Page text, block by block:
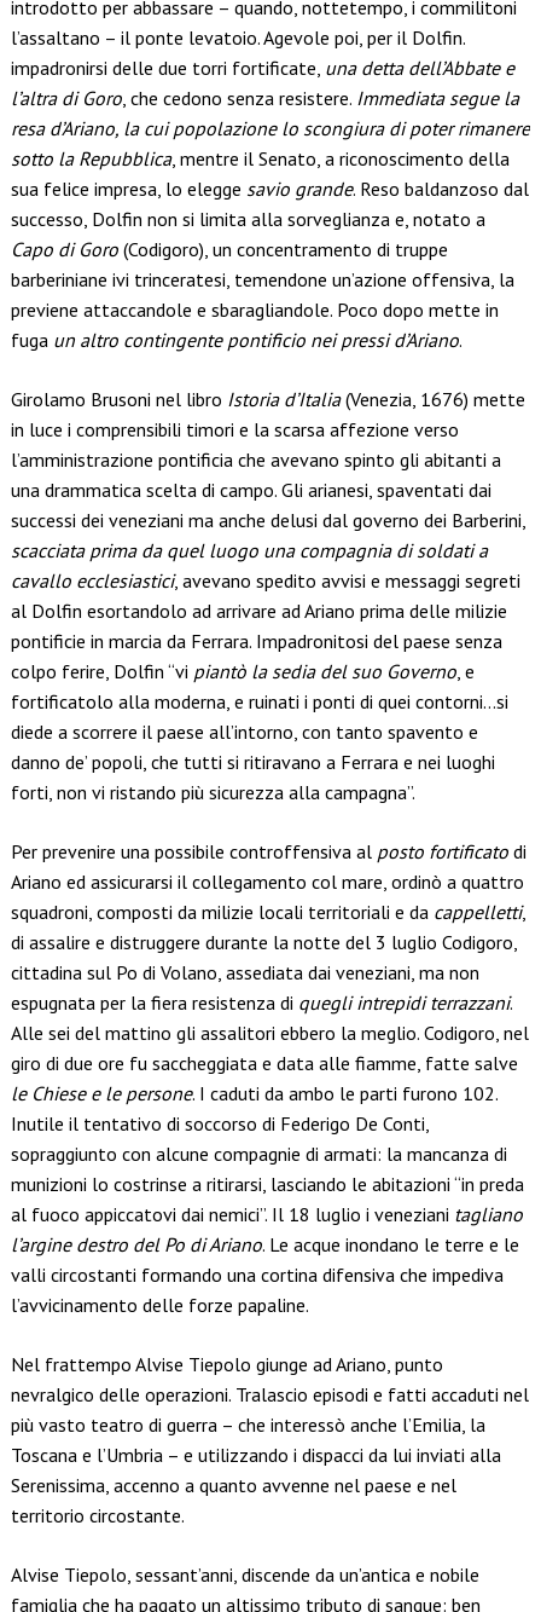
introdotto per abbassare – quando, nottetempo, i commilitoni
l’assaltano – il ponte levatoio. Agevole poi, per il Dolfin.
impadronirsi delle due torri fortificate, una detta dell’Abbate e
l’altra di Goro, che cedono senza resistere. Immediata segue la
resa d’Ariano, la cui popolazione lo scongiura di poter rimanere
sotto la Repubblica, mentre il Senato, a riconoscimento della
sua felice impresa, lo elegge savio grande. Reso baldanzoso dal
successo, Dolfin non si limita alla sorveglianza e, notato a
Capo di Goro (Codigoro), un concentramento di truppe
barberiniane ivi trinceratesi, temendone un’azione offensiva, la
previene attaccandole e sbaragliandole. Poco dopo mette in
fuga un altro contingente pontificio nei pressi d’Ariano.
Girolamo Brusoni nel libro Istoria d’Italia(Venezia, 1676) mette
in luce i comprensibili timori e la scarsa affezione verso
l’amministrazione pontificia che avevano spinto gli abitanti a
una drammatica scelta di campo. Gli arianesi, spaventati dai
successi dei veneziani ma anche delusi dal governo dei Barberini,
scacciata prima da quel luogo una compagnia di soldati a
cavallo ecclesiastici, avevano spedito avvisi e messaggi segreti
al Dolfin esortandolo ad arrivare ad Ariano prima delle milizie
pontificie in marcia da Ferrara. Impadronitosi del paese senza
colpo ferire, Dolfin “vi piantò la sedia del suo Governo, e
fortificatolo alla moderna, e ruinati i ponti di quei contorni…si
diede a scorrere il paese all’intorno, con tanto spavento e
danno de’ popoli, che tutti si ritiravano a Ferrara e nei luoghi
forti, non vi ristando più sicurezza alla campagna”.
Per prevenire una possibile controffensiva al posto fortificato di
Ariano ed assicurarsi il collegamento col mare, ordinò a quattro
squadroni, composti da milizie locali territoriali e da cappelletti,
di assalire e distruggere durante la notte del 3 luglio Codigoro,
cittadina sul Po di Volano, assediata dai veneziani, ma non
espugnata per la fiera resistenza di quegli intrepidi terrazzani.
Alle sei del mattino gli assalitori ebbero la meglio. Codigoro, nel
giro di due ore fu saccheggiata e data alle fiamme, fatte salve
le Chiese e le persone. I caduti da ambo le parti furono 102.
Inutile il tentativo di soccorso di Federigo De Conti,
sopraggiunto con alcune compagnie di armati: la mancanza di
munizioni lo costrinse a ritirarsi, lasciando le abitazioni “in preda
al fuoco appiccatovi dai nemici”. Il 18 luglio i veneziani tagliano
l’argine destro del Po di Ariano. Le acque inondano le terre e le
valli circostanti formando una cortina difensiva che impediva
l’avvicinamento delle forze papaline.
Nel frattempo Alvise Tiepolo giunge ad Ariano, punto
nevralgico delle operazioni. Tralascio episodi e fatti accaduti nel
più vasto teatro di guerra – che interessò anche l’Emilia, la
Toscana e l’Umbria – e utilizzando i dispacci da lui inviati alla
Serenissima, accenno a quanto avvenne nel paese e nel
territorio circostante.
Alvise Tiepolo, sessant’anni, discende da un’antica e nobile
famiglia che ha pagato un altissimo tributo di sangue: ben